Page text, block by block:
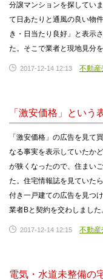
分譲マンションを探してい
て日あたりと通風の良い物
き・日当たり良好」と表示
た。そこで業者と現地見分
2017-12-14 12:13 不動産
「激安価格」という
「激安価格」の広告を見
なる事実を表示していたか
が狭くなったので、住まい
た。住宅情報誌を見ていた
付き一戸建ての広告を見つ
業者Bと契約を交わしまし
2017-12-14 12:15 不動産
電気・水道未整備の